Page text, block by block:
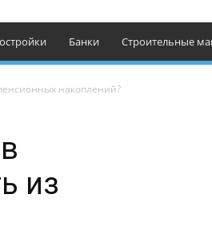
Банки Строительные
накоплений?
из